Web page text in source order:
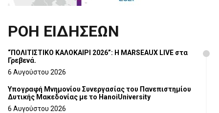
ΡΟΗ ΕΙΔΗΣΕΩΝ
“ΠΟΛΙΤΙΣΤΙΚΟ ΚΑΛΟΚΑΙΡΙ 2026”: Η MARSEAUX LIVE στα
Γρεβενά.
6 Αυγούστου 2026
Υπογραφή Μνημονίου Συνεργασίας του Πανεπιστημίου
Δυτικής Μακεδονίας με το HanoiUniversity
6 Αυγούστου 2026